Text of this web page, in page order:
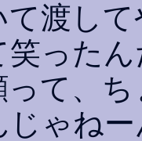
て渡し
笑った
って、
じゃね